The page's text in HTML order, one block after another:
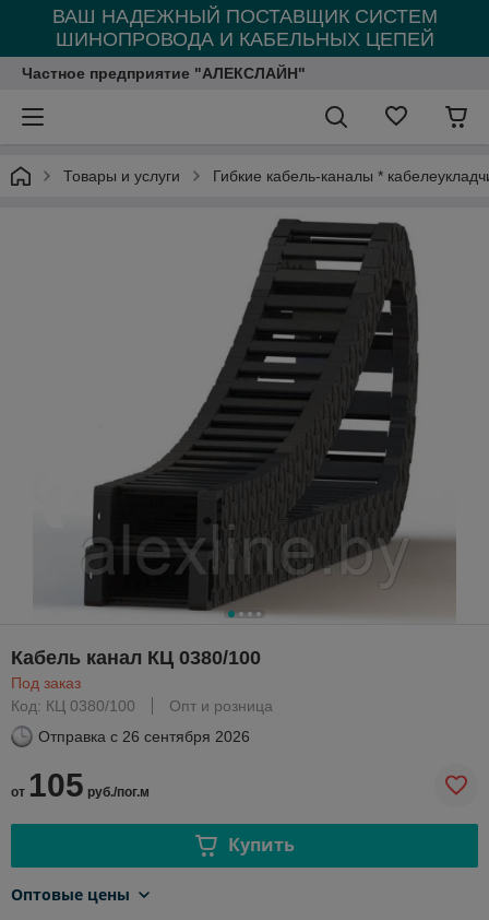
ВАШ НАДЕЖНЫЙ ПОСТАВЩИК СИСТЕМ
ШИНОПРОВОДА И КАБЕЛЬНЫХ ЦЕПЕЙ
Частное предприятие "АЛЕКСЛАЙН"
Товары и услуги Гибкие кабель-каналы *
Кабель канал КЦ 0380/100
Под заказ
Код: КЦ 0380/100
Опт и розница
Отправка с 26 сентября 2026
от 105 руб./пог.м
Купить
Оптовые цены